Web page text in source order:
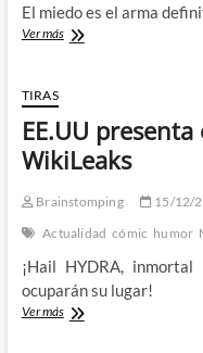
El miedo es el arma
Ver másMarvel
2011:
«Fear
TIRAS
EE.UU
WikiLeaks
Brainstomping 15/12/
Actualidad cómic humor
¡Hail HYDRA,
ocuparán su lugar!
Ver másEE.UU